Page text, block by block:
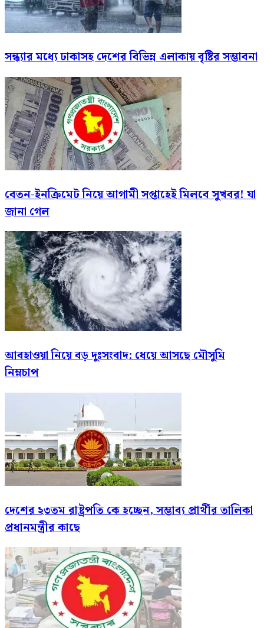
সন্ধ্যার মধ্যে ঢাকাসহ দেশের বিভিন্ন এলাকায় বৃষ্টির সম্ভাবনা
বেতন-ইনক্রিমেট নিয়ে আগামী সপ্তাহেই মিলবে সুখবর! যা
জানা গেল
আবহাওয়া নিয়ে বড় দুঃসংবাদ: ধেয়ে আসছে মৌসুমি
নিম্নচাপ
দেশের ২৩তম রাষ্ট্রপতি কে হচ্ছেন, সম্ভাব্য প্রার্থীর তালিকা
প্রধানমন্ত্রীর কাছে